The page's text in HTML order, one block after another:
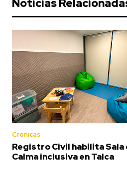
Noticias
Crónicas
Registro Civil habilita Sala
Calma inclusiva en Talca